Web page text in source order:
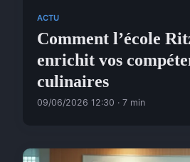
ACTU
Comment l’école
enrichit vos
culinaires
09/06/2026 12:30 · 7 min